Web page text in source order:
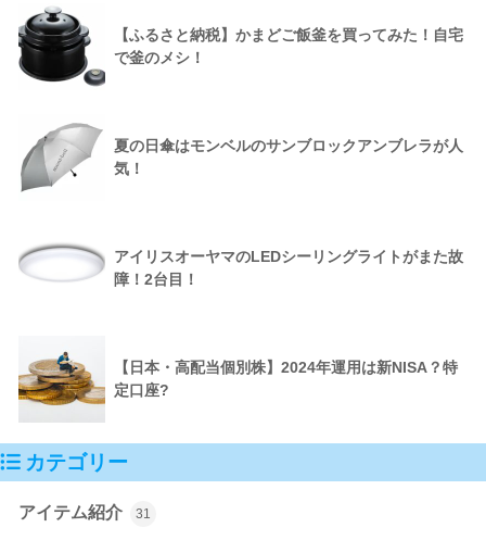
【ふるさと納税】かまどご飯釜を買ってみた！自宅
で釜のメシ！
夏の日傘はモンベルのサンブロックアンブレラが人
気！
アイリスオーヤマのLEDシーリングライトがまた故
障！2台目！
【日本・高配当個別株】2024年運用は新NISA？特
定口座?
カテゴリー
アイテム紹介 31